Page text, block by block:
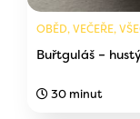
OBĚD, VEČEŘE,
Buřtguláš –
30 minut